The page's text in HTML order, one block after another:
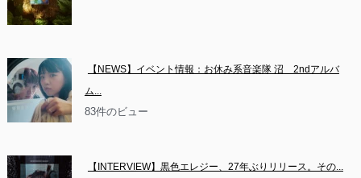
【NEWS】イベント情報：お休み系音楽隊 沼　2ndアルバ
ム...
83件のビュー
【INTERVIEW】黒色エレジー、27年ぶりリリース。その...